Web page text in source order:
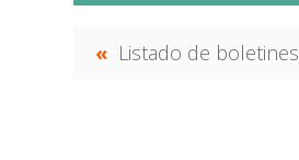
Listado de boletines